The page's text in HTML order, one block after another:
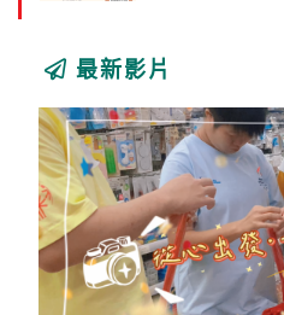
最新影片